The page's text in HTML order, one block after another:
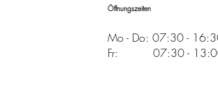
Öffnungszeiten
Mo - Do: 07:30 -
Fr: 07:30 -